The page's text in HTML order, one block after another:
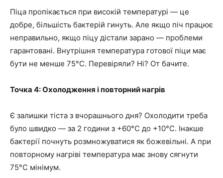
Піца пропікається при високій температурі — це
добре, більшість бактерій гинуть. Але якщо піч працює
неправильно, якщо піцу дістали зарано — проблеми
гарантовані. Внутрішня температура готової піци має
бути не менше 75°C. Перевіряли? Ні? От бачите.
Точка 4: Охолодження і повторний нагрів
Є залишки тіста з вчорашнього дня? Охолодити треба
було швидко — за 2 години з +60°C до +10°C. Інакше
бактерії почнуть розмножуватися як божевільні. А при
повторному нагріві температура має знову сягнути
75°C мінімум.